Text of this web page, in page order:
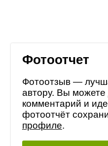
Фотоотчет
Фотоотзыв —
автору. Вы можете
комментарий и
фотоотчёт
профиле.